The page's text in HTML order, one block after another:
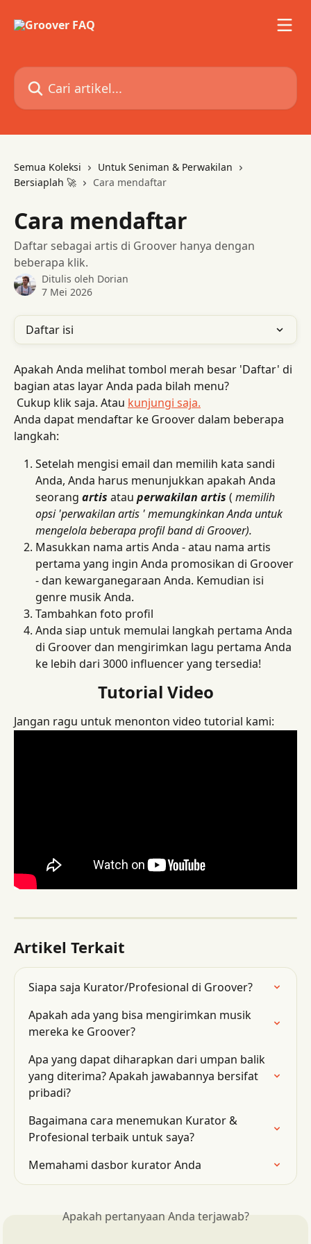
Cari artikel...
Semua Koleksi
Untuk Seniman & Perwakilan
Bersiaplah 🚀
Cara mendaftar
Cara mendaftar
Daftar sebagai artis di Groover hanya dengan
beberapa klik.
Ditulis oleh Dorian
7 Mei 2026
Daftar isi
Apakah Anda melihat tombol merah besar 'Daftar' di
bagian atas layar Anda pada bilah menu?
Cukup klik saja. Atau kunjungi saja.
Anda dapat mendaftar ke Groover dalam beberapa
langkah:
Setelah mengisi email dan memilih kata sandi
Anda, Anda harus menunjukkan apakah Anda
seorang artis atau perwakilan artis ( memilih
opsi 'perwakilan artis ' memungkinkan Anda untuk
mengelola beberapa profil band di Groover).
Masukkan nama artis Anda - atau nama artis
pertama yang ingin Anda promosikan di Groover
- dan kewarganegaraan Anda. Kemudian isi
genre musik Anda.
Tambahkan foto profil
Anda siap untuk memulai langkah pertama Anda
di Groover dan mengirimkan lagu pertama Anda
ke lebih dari 3000 influencer yang tersedia!
Tutorial Video
Jangan ragu untuk menonton video tutorial kami:
Artikel Terkait
Siapa saja Kurator/Profesional di Groover?
Apakah ada yang bisa mengirimkan musik
mereka ke Groover?
Apa yang dapat diharapkan dari umpan balik
yang diterima? Apakah jawabannya bersifat
pribadi?
Bagaimana cara menemukan Kurator &
Profesional terbaik untuk saya?
Memahami dasbor kurator Anda
Apakah pertanyaan Anda terjawab?